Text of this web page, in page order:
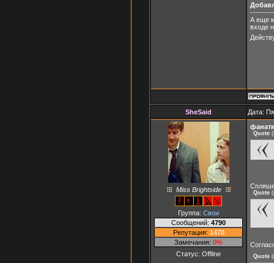
А еще
входе
SheSaid Дата:
Miss Brightside
Группа: Свои
Сообщений: 4790
Репутация: 1478
Замечания: 0%
Статус: Offline
Quote (
Quote (
Quote (